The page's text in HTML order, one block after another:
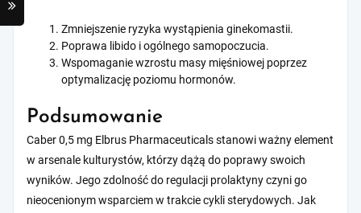
Zmniejszenie ryzyka wystąpienia ginekomastii.
Poprawa libido i ogólnego samopoczucia.
Wspomaganie wzrostu masy mięśniowej poprzez
optymalizację poziomu hormonów.
Podsumowanie
Caber 0,5 mg Elbrus Pharmaceuticals stanowi ważny element
w arsenale kulturystów, którzy dążą do poprawy swoich
wyników. Jego zdolność do regulacji prolaktyny czyni go
nieocenionym wsparciem w trakcie cykli sterydowych. Jak